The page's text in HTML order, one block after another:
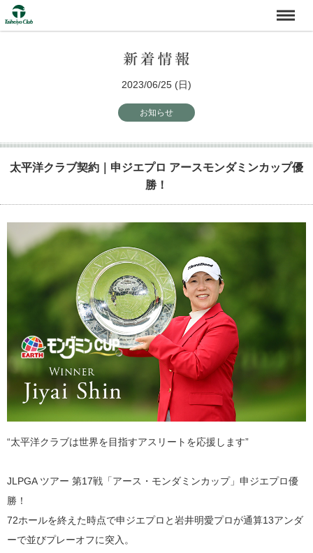
2023/06/25 (日)
お知らせ
太平洋クラブ契約｜申ジエプロ アースモンダミンカップ優
勝！
“太平洋クラブは世界を目指すアスリートを応援します”
JLPGA ツアー 第17戦「アース・モンダミンカップ」申ジエプロ優
勝！
72ホールを終えた時点で申ジエプロと岩井明愛プロが通算13アンダ
ーで並びプレーオフに突入。